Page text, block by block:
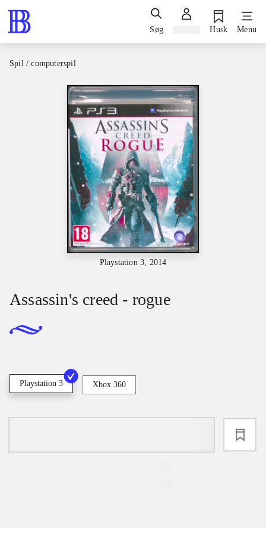
Søg Husk Menu
Spil / computerspil
Playstation 3, 2014
Assassin's creed - rogue
Playstation 3 Xbox 360